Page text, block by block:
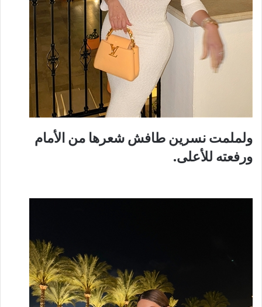
ولملمت نسرين طافش شعرها من الأمام
ورفعته للأعلى.